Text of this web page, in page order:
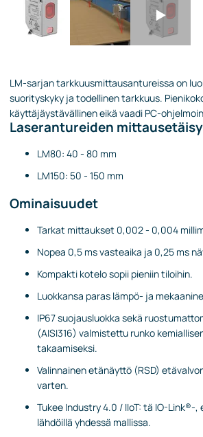
LM-sarjan tarkkuusmittausantureissa on
suorityskyky ja todellinen tarkkuus.
käyttäjäystävällinen eikä vaadi PC-
Laserantureiden
LM80: 40 - 80 mm
LM150: 50 - 150 mm
Ominaisuudet
Tarkat mittaukset 0,002 - 0,004
Nopea 0,5 ms vasteaika ja 0,25 ms
Kompakti kotelo sopii pieniin tiloihin.
Luokkansa paras lämpö- ja
IP67 suojausluokka sekä
(AISI316) valmistettu runko
takaamiseksi.
Valinnainen etänäyttö (RSD)
varten.
Tukee Industry 4.0 / IIoT: tä IO-Link®-,
lähdöillä yhdessä mallissa.